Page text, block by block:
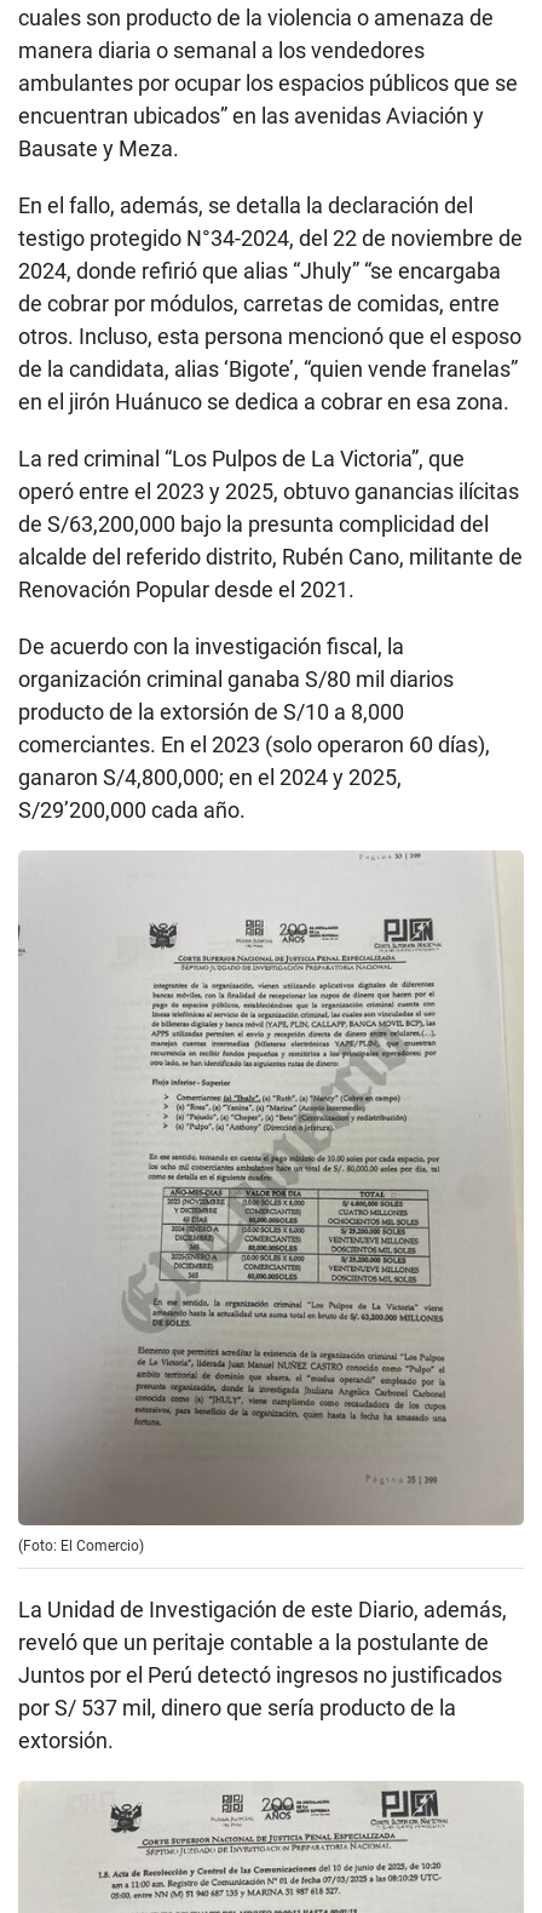
cuales son producto de la violencia o amenaza de
manera diaria o semanal a los vendedores
ambulantes por ocupar los espacios públicos que se
encuentran ubicados” en las avenidas Aviación y
Bausate y Meza.
En el fallo, además, se detalla la declaración del
testigo protegido N°34-2024, del 22 de noviembre de
2024, donde refirió que alias “Jhuly” “se encargaba
de cobrar por módulos, carretas de comidas, entre
otros. Incluso, esta persona mencionó que el esposo
de la candidata, alias ‘Bigote’, “quien vende franelas”
en el jirón Huánuco se dedica a cobrar en esa zona.
La red criminal “Los Pulpos de La Victoria”, que
operó entre el 2023 y 2025, obtuvo ganancias ilícitas
de S/63,200,000 bajo la presunta complicidad del
alcalde del referido distrito, Rubén Cano, militante de
Renovación Popular desde el 2021.
De acuerdo con la investigación fiscal, la
organización criminal ganaba S/80 mil diarios
producto de la extorsión de S/10 a 8,000
comerciantes. En el 2023 (solo operaron 60 días),
ganaron S/4,800,000; en el 2024 y 2025,
S/29’200,000 cada año.
(Foto: El Comercio)
La Unidad de Investigación de este Diario, además,
reveló que un peritaje contable a la postulante de
Juntos por el Perú detectó ingresos no justificados
por S/ 537 mil, dinero que sería producto de la
extorsión.